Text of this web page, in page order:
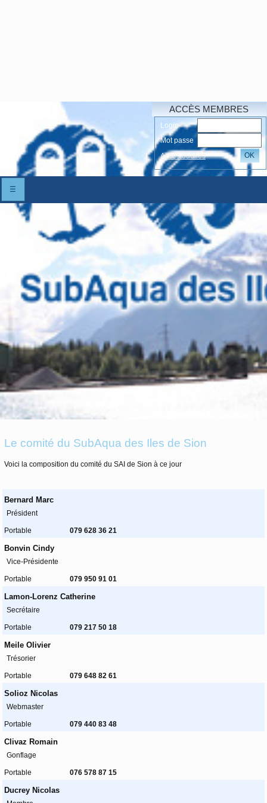
ACCÈS MEMBRES
Login
Mot passe
Accés oubliés
OK
☰
Le comité du SubAqua des Iles de Sion
Voici la composition du comité du SAI de Sion à ce jour
Bernard Marc
Président
Portable 079 628 36 21
Bonvin Cindy
Vice-Présidente
Portable 079 950 91 01
Lamon-Lorenz Catherine
Secrétaire
Portable 079 217 50 18
Meile Olivier
Trésorier
Portable 079 648 82 61
Solioz Nicolas
Webmaster
Portable 079 440 83 48
Clivaz Romain
Gonflage
Portable 076 578 87 15
Ducrey Nicolas